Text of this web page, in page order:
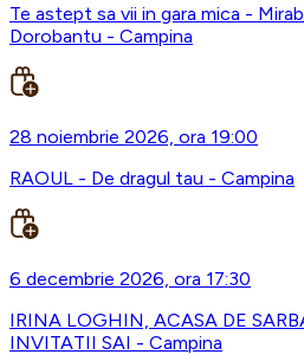
Te astept sa vii in gara mica -
Dorobantu - Campina
28 noiembrie 2026, ora 19:00
RAOUL - De dragul tau - Campina
6 decembrie 2026, ora 17:30
IRINA LOGHIN, ACASA DE
INVITATII SAI - Campina